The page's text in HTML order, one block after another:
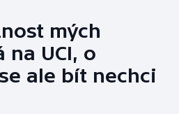
mých
na UCI, o
ale bít nechci